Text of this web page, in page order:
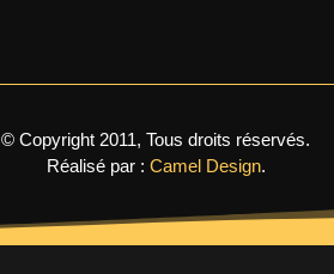
© Copyright 2011, Tous droits réservés.
Réalisé par : Camel Design.